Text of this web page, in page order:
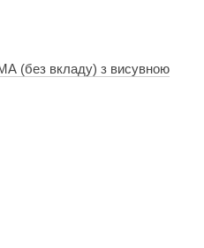
(без вкладу) з висувною